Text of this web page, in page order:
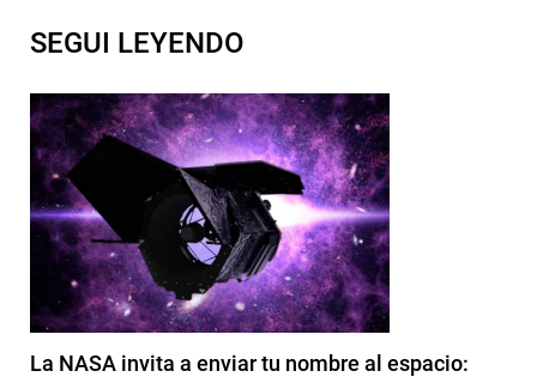
SEGUI LEYENDO
La NASA invita a enviar tu nombre al espacio: